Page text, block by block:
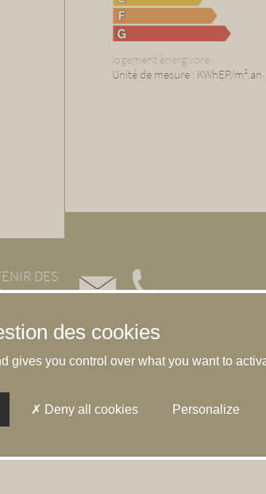
logement énergivore
Unité de mesure : KWhEP/m².an
DES
gives you control over what you want to
Deny all cookies Personalize